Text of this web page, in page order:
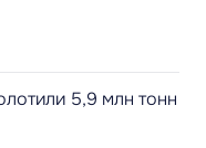
5,9 млн тонн